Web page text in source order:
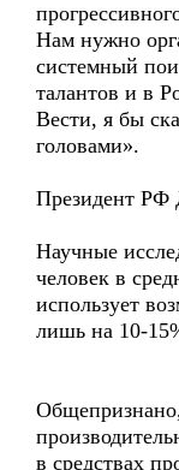
Нам нужно
системный
талантов и в
Вести, я бы
головами».
Президент РФ
Научные
человек в
использует
лишь на 10-
в средствах